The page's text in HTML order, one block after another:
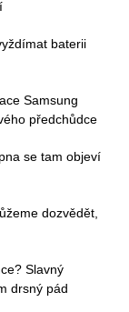
baterii
Samsung
předchůdce
se tam objeví
dozvědět,
Slavný
drsný pád